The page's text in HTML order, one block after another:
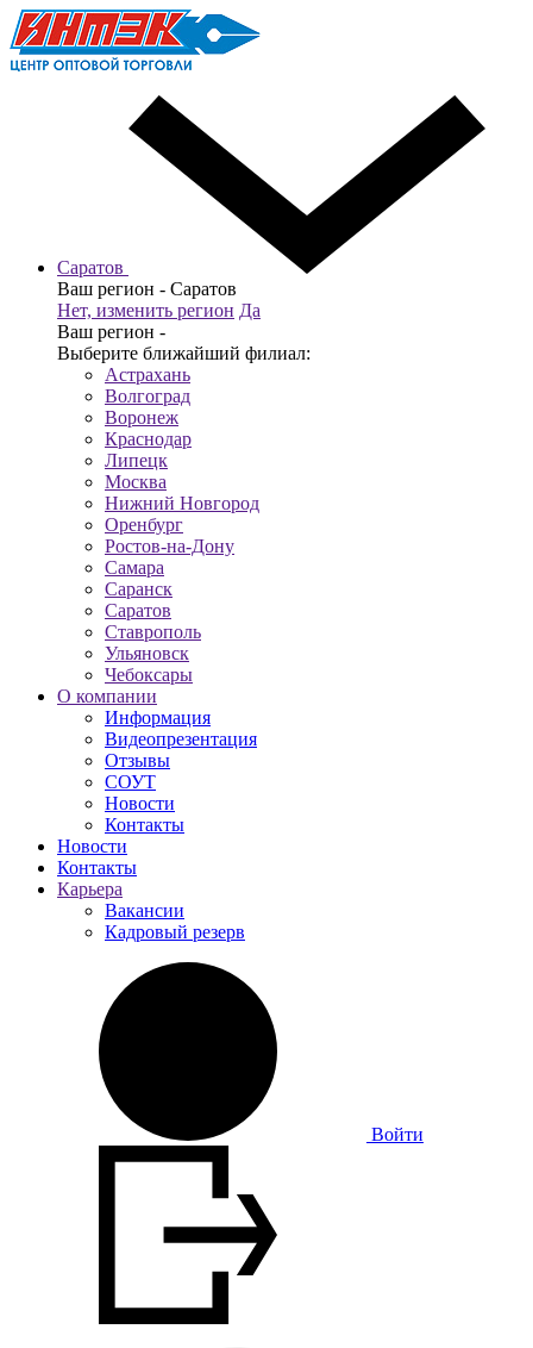
Саратов
Ваш регион - Саратов
Нет, изменить регион Да
Ваш регион -
Выберите ближайший филиал:
Астрахань
Волгоград
Воронеж
Краснодар
Липецк
Москва
Нижний Новгород
Оренбург
Ростов-на-Дону
Самара
Саранск
Саратов
Ставрополь
Ульяновск
Чебоксары
О компании
Информация
Видеопрезентация
Отзывы
СОУТ
Новости
Контакты
Новости
Контакты
Карьера
Вакансии
Кадровый резерв
Войти